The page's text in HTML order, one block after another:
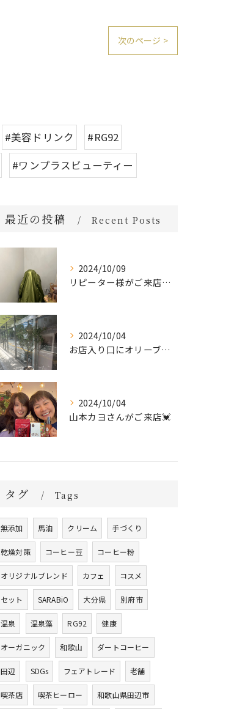
次のページ >
#美容ドリンク
#RG92
#ワンプラスビューティー
最近の投稿 Recent Posts
2024/10/09
リピーター様がご来店🌿オーガニックよもぎハーブ蒸し
2024/10/04
お店入り口にオリーブの木を置きました🌲
2024/10/04
山本カヨさんがご来店💓
タグ Tags
無添加 馬油 クリーム 手づくり
乾燥対策 コーヒー豆 コーヒー粉
オリジナルブレンド カフェ コスメ
セット SARABiO 大分県 別府市
温泉 温泉藻 RG92 健康
オーガニック 和歌山 ダートコーヒー
田辺 SDGs フェアトレード 老舗
喫茶店 喫茶ヒーロー 和歌山県田辺市